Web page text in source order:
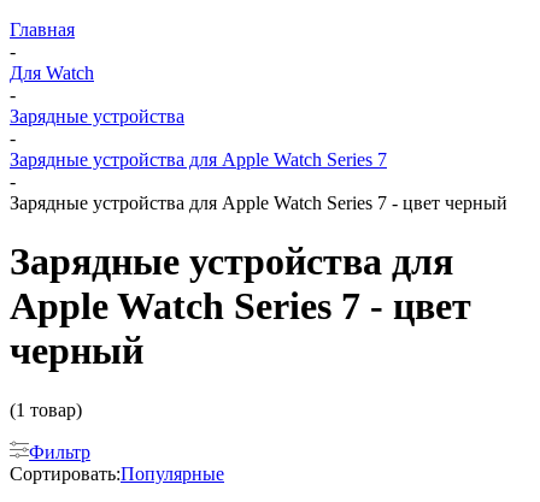
Главная
-
Для Watch
-
Зарядные устройства
-
Зарядные устройства для Apple Watch Series 7
-
Зарядные устройства для Apple Watch Series 7 - цвет черный
Зарядные устройства для
Apple Watch Series 7 - цвет
черный
(1 товар)
Фильтр
Сортировать:Популярные